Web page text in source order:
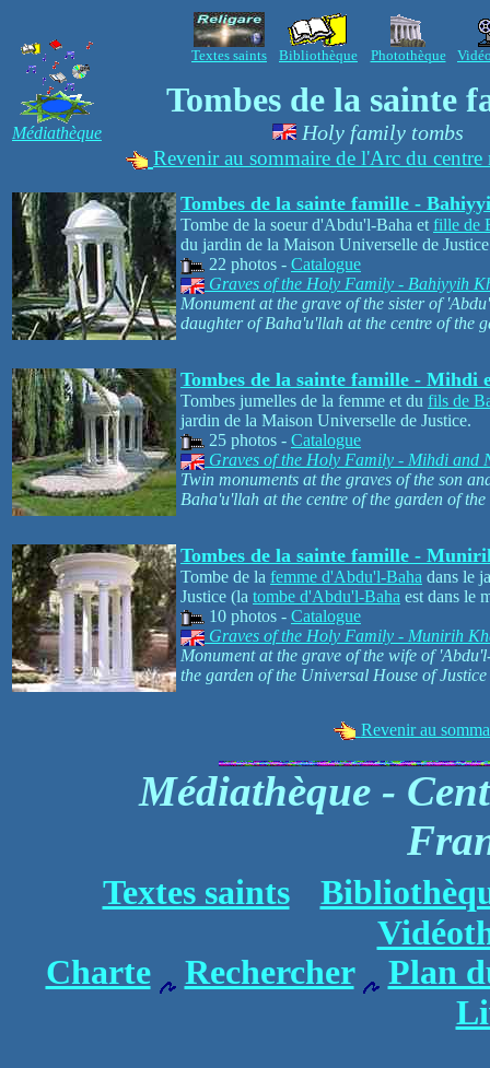
Médiathèque
Textes saints Bibliothèque Photothèque
Tombes de la sainte
Holy family tombs
Revenir au sommaire de l'Arc du
Tombes de la sainte famille -
Tombe de la soeur d'Abdu'l-Baha et fille de
du jardin de la Maison Universelle de
22 photos - Catalogue
Graves of the Holy Family - Bahiyyih
Monument at the grave of the sister of
daughter of Baha'u'llah at the centre of the
Tombes de la sainte famille - Mihdi
Tombes jumelles de la femme et du fils de
jardin de la Maison Universelle de Justice.
25 photos - Catalogue
Graves of the Holy Family - Mihdi and
Twin monuments at the graves of the son
Baha'u'llah at the centre of the garden of
Tombes de la sainte famille -
Tombe de la femme d'Abdu'l-Baha dans le
Justice (la tombe d'Abdu'l-Baha est dans le
10 photos - Catalogue
Graves of the Holy Family - Munirih
Monument at the grave of the wife of
the garden of the Universal House of
Revenir au
Médiathèque -
Textes saints
Charte
Rechercher
Plan